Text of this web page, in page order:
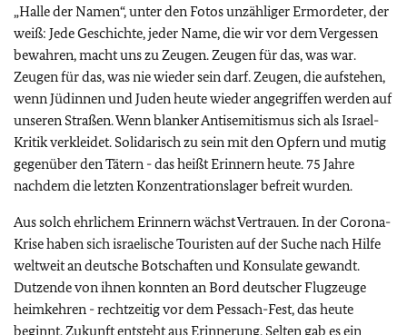
„Halle der Namen“, unter den Fotos unzähliger Ermordeter, der
weiß: Jede Geschichte, jeder Name, die wir vor dem Vergessen
bewahren, macht uns zu Zeugen. Zeugen für das, was war.
Zeugen für das, was nie wieder sein darf. Zeugen, die aufstehen,
wenn Jüdinnen und Juden heute wieder angegriffen werden auf
unseren Straßen. Wenn blanker Antisemitismus sich als Israel-
Kritik verkleidet. Solidarisch zu sein mit den Opfern und mutig
gegenüber den Tätern - das heißt Erinnern heute. 75 Jahre
nachdem die letzten Konzentrationslager befreit wurden.
Aus solch ehrlichem Erinnern wächst Vertrauen. In der Corona-
Krise haben sich israelische Touristen auf der Suche nach Hilfe
weltweit an deutsche Botschaften und Konsulate gewandt.
Dutzende von ihnen konnten an Bord deutscher Flugzeuge
heimkehren - rechtzeitig vor dem Pessach-Fest, das heute
beginnt. Zukunft entsteht aus Erinnerung. Selten gab es ein